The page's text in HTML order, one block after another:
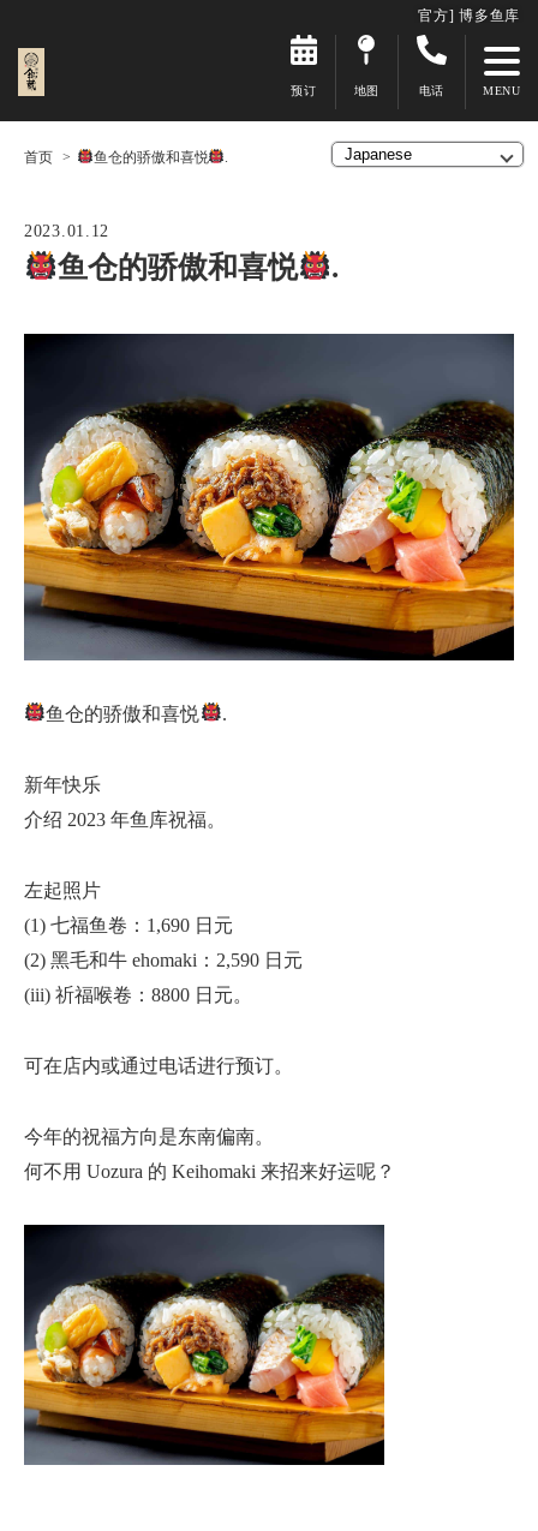
官方] 博多鱼库
预订 地图 电话
首页 鱼仓的骄傲和喜悦 .
2023.01.12
鱼仓的骄傲和喜悦 .
鱼仓的骄傲和喜悦 .
新年快乐
介绍 2023 年鱼库祝福。
左起照片
(1) 七福鱼卷：1,690 日元
(2) 黑毛和牛 ehomaki：2,590 日元
(iii) 祈福喉卷：8800 日元。
可在店内或通过电话进行预订。
今年的祝福方向是东南偏南。
何不用 Uozura 的 Keihomaki 来招来好运呢？